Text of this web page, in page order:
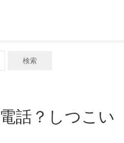
検索
話？しつこい